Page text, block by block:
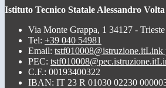
Istituto Tecnico Statale Alessandro Volta
Via Monte Grappa, 1 34127 - Trieste
Tel: +39 040 54981
Email: tstf010008@istruzione.itLink
PEC: tstf010008@pec.istruzione.it
C.F.: 00193400322
IBAN: IT 23 R 01030 02230